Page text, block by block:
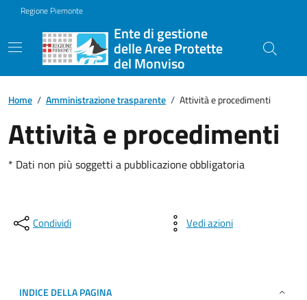
Regione Piemonte
Ente di gestione
delle Aree Protette
del Monviso
Home / Amministrazione trasparente / Attività e procedimenti
Attività e procedimenti
* Dati non più soggetti a pubblicazione obbligatoria
Condividi Vedi azioni
INDICE DELLA PAGINA